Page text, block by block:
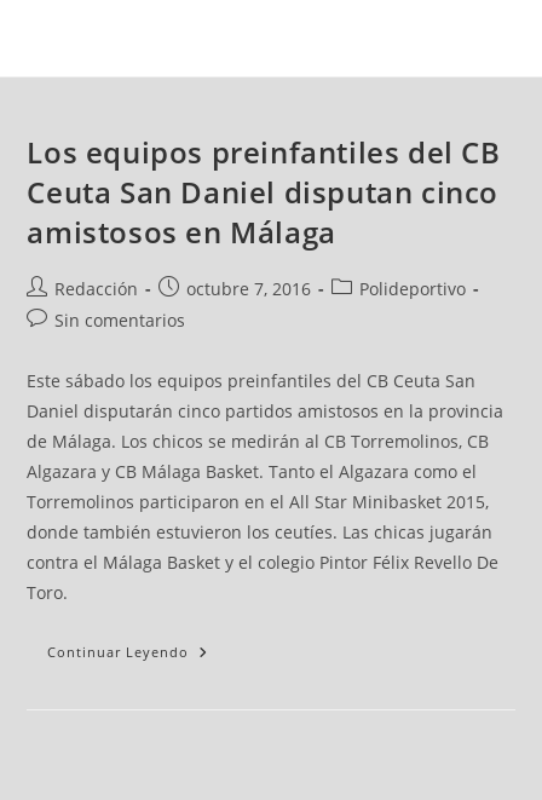
Los equipos preinfantiles del CB
Ceuta San Daniel disputan cinco
amistosos en Málaga
Redacción octubre 7, 2016
Polideportivo
Sin comentarios
Este sábado los equipos preinfantiles del CB Ceuta San
Daniel disputarán cinco partidos amistosos en la provincia
de Málaga. Los chicos se medirán al CB Torremolinos, CB
Algazara y CB Málaga Basket. Tanto el Algazara como el
Torremolinos participaron en el All Star Minibasket 2015,
donde también estuvieron los ceutíes. Las chicas jugarán
contra el Málaga Basket y el colegio Pintor Félix Revello De
Toro.
Continuar Leyendo